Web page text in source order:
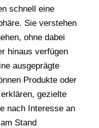
schnell eine
Sie verstehen
ohne dabei
hinaus verfügen
ausgeprägte
Produkte oder
gezielte
nach Interesse an
Stand